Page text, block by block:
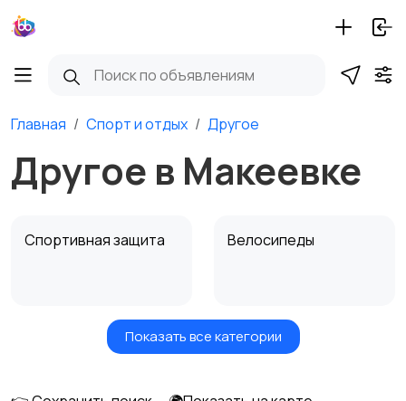
Главная Спорт и отдых Другое
Другое в Макеевке
Спортивная защита Велосипеды
Самокаты и
Показать все категории